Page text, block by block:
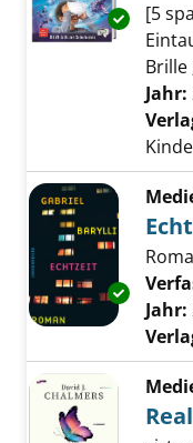
[5
Brille
Jahr:
Jahr: